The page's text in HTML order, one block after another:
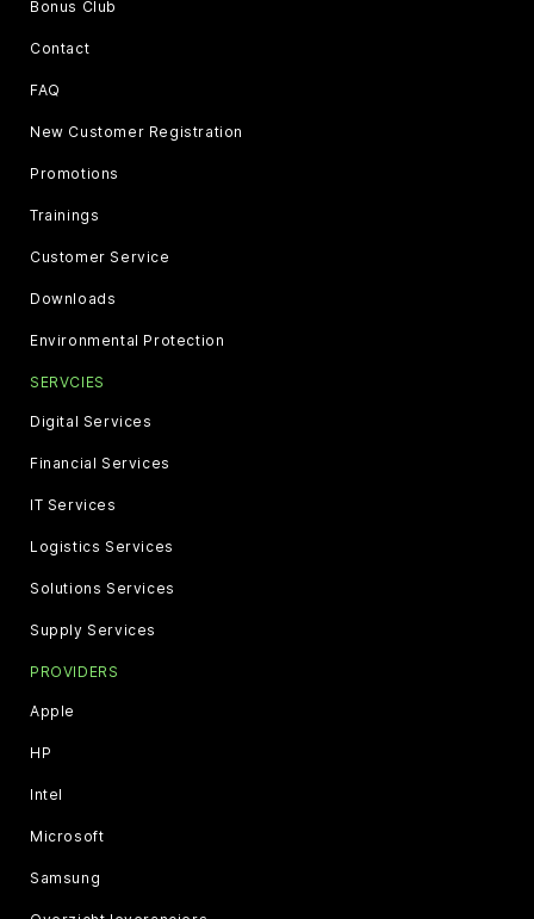
Bonus Club
Contact
FAQ
New Customer Registration
Promotions
Trainings
Customer Service
Downloads
Environmental Protection
SERVCIES
Digital Services
Financial Services
IT Services
Logistics Services
Solutions Services
Supply Services
PROVIDERS
Apple
HP
Intel
Microsoft
Samsung